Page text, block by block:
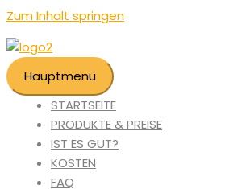
Zum Inhalt springen
Hauptmenü
STARTSEITE
PRODUKTE & PREISE
IST ES GUT?
KOSTEN
FAQ